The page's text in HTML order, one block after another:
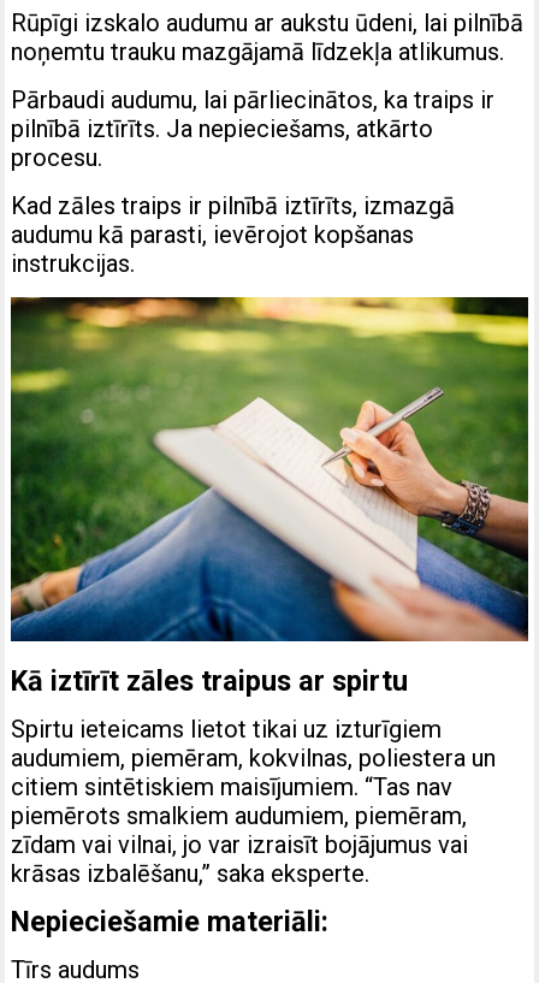
Rūpīgi izskalo audumu ar aukstu ūdeni, lai pilnībā
noņemtu trauku mazgājamā līdzekļa atlikumus.
Pārbaudi audumu, lai pārliecinātos, ka traips ir
pilnībā iztīrīts. Ja nepieciešams, atkārto
procesu.
Kad zāles traips ir pilnībā iztīrīts, izmazgā
audumu kā parasti, ievērojot kopšanas
instrukcijas.
Kā iztīrīt zāles traipus ar spirtu
Spirtu ieteicams lietot tikai uz izturīgiem
audumiem, piemēram, kokvilnas, poliestera un
citiem sintētiskiem maisījumiem. “Tas nav
piemērots smalkiem audumiem, piemēram,
zīdam vai vilnai, jo var izraisīt bojājumus vai
krāsas izbalēšanu,” saka eksperte.
Nepieciešamie materiāli:
Tīrs audums